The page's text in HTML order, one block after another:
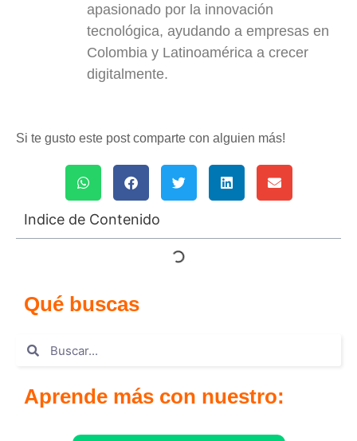
apasionado por la innovación
tecnológica, ayudando a empresas en
Colombia y Latinoamérica a crecer
digitalmente.
Si te gusto este post comparte con alguien más!
Indice de Contenido
Qué buscas
Aprende más con nuestro: